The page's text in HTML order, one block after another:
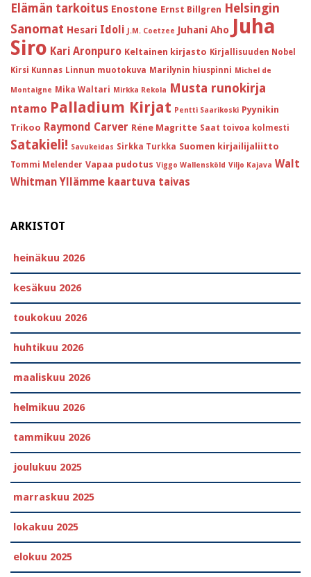
Elämän tarkoitus Enostone Ernst Billgren Helsingin
Sanomat Hesari Idoli J.M. Coetzee Juhani Aho Juha
Siro Kari Aronpuro Keltainen kirjasto Kirjallisuuden Nobel
Kirsi Kunnas Linnun muotokuva Marilynin hiuspinni Michel de
Montaigne Mika Waltari Mirkka Rekola Musta runokirja
ntamo Palladium Kirjat Pentti Saarikoski Pyynikin
Trikoo Raymond Carver Réne Magritte Saat toivoa kolmesti
Satakieli! Savukeidas Sirkka Turkka Suomen kirjailijaliitto
Tommi Melender Vapaa pudotus Viggo Wallensköld Viljo Kajava Walt
Whitman Yllämme kaartuva taivas
ARKISTOT
heinäkuu 2026
kesäkuu 2026
toukokuu 2026
huhtikuu 2026
maaliskuu 2026
helmikuu 2026
tammikuu 2026
joulukuu 2025
marraskuu 2025
lokakuu 2025
elokuu 2025